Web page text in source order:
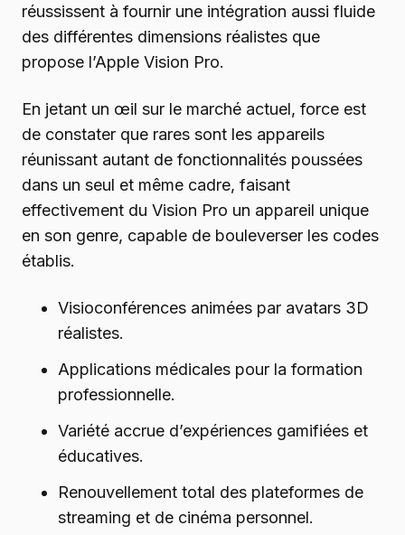
réussissent à fournir une intégration aussi fluide
des différentes dimensions réalistes que
propose l’Apple Vision Pro.
En jetant un œil sur le marché actuel, force est
de constater que rares sont les appareils
réunissant autant de fonctionnalités poussées
dans un seul et même cadre, faisant
effectivement du Vision Pro un appareil unique
en son genre, capable de bouleverser les codes
établis.
Visioconférences animées par avatars 3D
réalistes.
Applications médicales pour la formation
professionnelle.
Variété accrue d’expériences gamifiées et
éducatives.
Renouvellement total des plateformes de
streaming et de cinéma personnel.